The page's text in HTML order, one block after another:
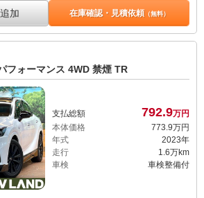
加 在庫確認・見積依頼（無料）
フォーマンス 4WD 禁煙 TR
支払総額 792.9万円
本体価格
773.9万円
年式
2023年
走行
1.6万km
車検
車検整備付